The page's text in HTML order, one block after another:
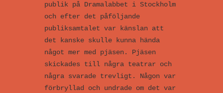
publik på Dramalabbet i Stockholm
och efter det påföljande
publiksamtalet var känslan att
det kanske skulle kunna hända
något mer med pjäsen. Pjäsen
skickades till några teatrar och
några svarade trevligt. Någon var
förbryllad och undrade om det var